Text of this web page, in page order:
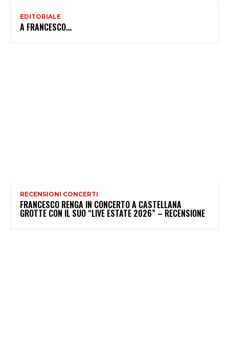
EDITORIALE
A FRANCESCO…
RECENSIONI CONCERTI
FRANCESCO RENGA IN CONCERTO A CASTELLANA
GROTTE CON IL SUO “LIVE ESTATE 2026” – RECENSIONE